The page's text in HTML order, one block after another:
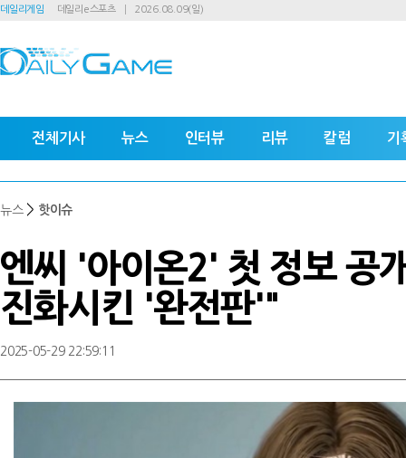
데일리게임 데일리e스포츠 2026.08.09(일)
전체기사 뉴스 인터뷰 리뷰 칼럼 기
뉴스 > 핫이슈
엔씨 '아이온2' 첫 정보 공
진화시킨 '완전판'"
2025-05-29 22:59:11